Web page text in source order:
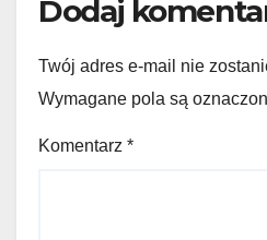
Dodaj
Twój adres e-mail nie
Wymagane pola są
Komentarz *